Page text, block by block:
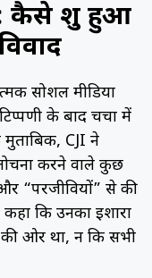
कैसे शुरू हुआ
सोशल मीडिया
के बाद चर्चा में
मुताबिक, CJI ने
करने वाले कुछ
“परजीवियों” से की
कि उनका इशारा
की ओर था, न कि सभी